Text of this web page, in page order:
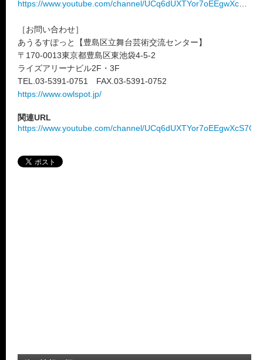
https://www.youtube.com/channel/UCq6dUXTYor7oEEgwXcS7QRQ
［お問い合わせ］
あうるすぽっと【豊島区立舞台芸術交流センター】
〒170-0013東京都豊島区東池袋4-5-2
ライズアリーナビル2F・3F
TEL.03-5391-0751 FAX.03-5391-0752
https://www.owlspot.jp/
関連URL
https://www.youtube.com/channel/